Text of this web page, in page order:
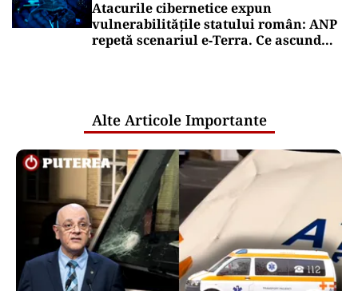
Atacurile cibernetice expun
vulnerabilitățile statului român: ANP
repetă scenariul e‑Terra. Ce ascund
Alte Articole Importante